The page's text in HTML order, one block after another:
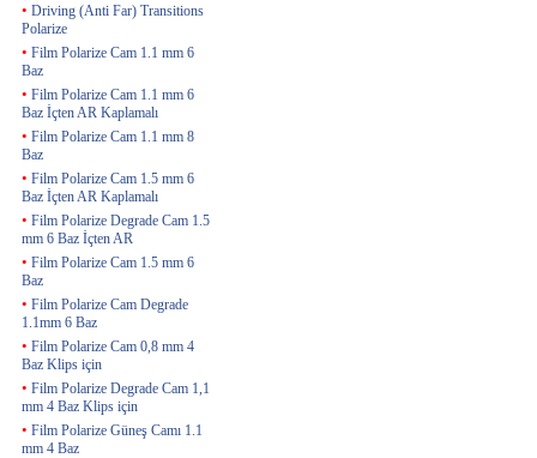
• Driving (Anti Far) Transitions
Polarize
• Film Polarize Cam 1.1 mm 6
Baz
• Film Polarize Cam 1.1 mm 6
Baz İçten AR Kaplamalı
• Film Polarize Cam 1.1 mm 8
Baz
• Film Polarize Cam 1.5 mm 6
Baz İçten AR Kaplamalı
• Film Polarize Degrade Cam 1.5
mm 6 Baz İçten AR
• Film Polarize Cam 1.5 mm 6
Baz
• Film Polarize Cam Degrade
1.1mm 6 Baz
• Film Polarize Cam 0,8 mm 4
Baz Klips için
• Film Polarize Degrade Cam 1,1
mm 4 Baz Klips için
• Film Polarize Güneş Camı 1.1
mm 4 Baz